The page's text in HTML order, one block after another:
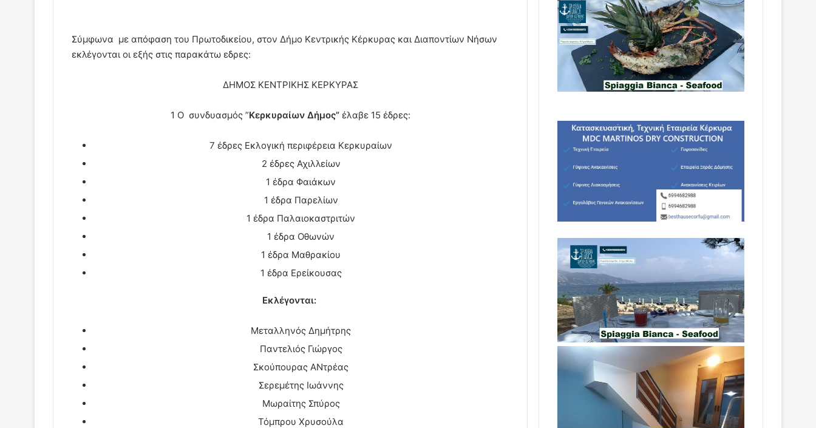
Σύμφωνα με απόφαση του Πρωτοδικείου, στον Δήμο Κεντρικής Κέρκυρας και Διαποντίων Νήσων
εκλέγονται οι εξής στις παρακάτω εδρες:
ΔΗΜΟΣ ΚΕΝΤΡΙΚΗΣ ΚΕΡΚΥΡΑΣ
1 Ο συνδυασμός ”Κερκυραίων Δήμος”έλαβε 15 έδρες:
7 έδρες Εκλογική περιφέρεια Κερκυραίων
2 έδρες Αχιλλείων
1 έδρα Φαιάκων
1 έδρα Παρελίων
1 έδρα Παλαιοκαστριτών
1 έδρα Οθωνών
1 έδρα Μαθρακίου
1 έδρα Ερείκουσας
Εκλέγονται:
Μεταλληνός Δημήτρης
Παντελιός Γιώργος
Σκούπουρας ΑΝτρέας
Σερεμέτης Ιωάννης
Μωραίτης Σπύρος
Τόμπρου Χρυσούλα